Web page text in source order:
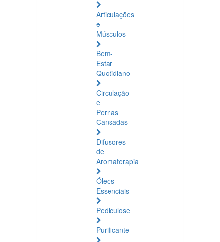
Articulações
e
Músculos
Bem-
Estar
Quotidiano
Circulação
e
Pernas
Cansadas
Difusores
de
Aromaterapia
Óleos
Essenciais
Pediculose
Purificante